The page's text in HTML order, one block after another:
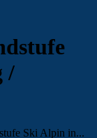
/
Ski Alpin in...